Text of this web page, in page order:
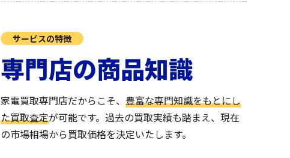
サービスの特徴
専門店の商品知識
家電買取専門店だからこそ、 豊富な専門知識をもとにし
た買取査定が可能です。過去の買取実績も踏まえ、現在
の市場相場から買取価格を決定いたします。